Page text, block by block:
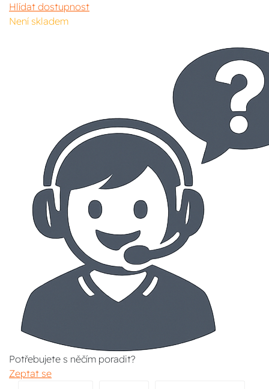
Hlídat dostupnost
Není skladem
Potřebujete s něčím poradit?
Zeptat se